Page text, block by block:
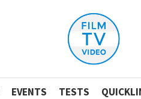
EVENTS TESTS